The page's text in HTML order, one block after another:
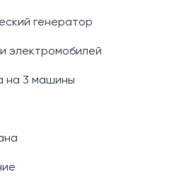
генератор
электромобилей
на 3 машины